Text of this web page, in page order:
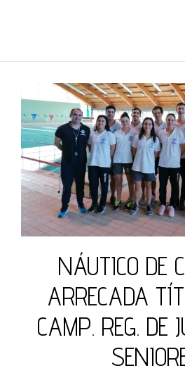
NÁUTICO DE
ARRECADA
CAMP. REG. DE